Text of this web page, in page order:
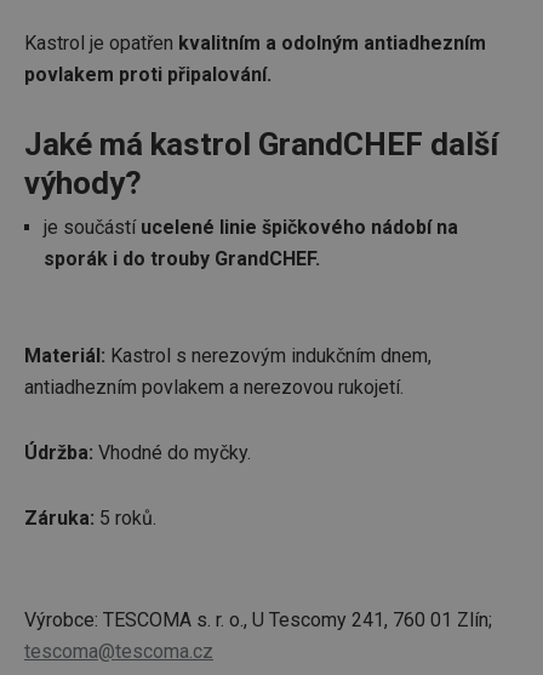
Kastrol je opatřen kvalitním a odolným antiadhezním
povlakem proti připalování.
Jaké má kastrol GrandCHEF další
výhody?
je součástí ucelené linie špičkového nádobí na
sporák i do trouby GrandCHEF.
Materiál: Kastrol s nerezovým indukčním dnem,
antiadhezním povlakem a nerezovou rukojetí.
Údržba: Vhodné do myčky.
Záruka: 5 roků.
Výrobce: TESCOMA s. r. o., U Tescomy 241, 760 01 Zlín;
tescoma@tescoma.cz